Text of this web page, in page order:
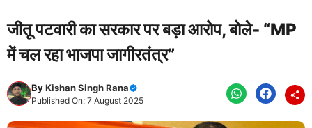
जीतू पटवारी का सरकार पर बड़ा आरोप, बोले- “MP
में चल रहा भाजपा जागीरतंत्र”
ByKishan Singh Rana
Published On: 7 August 2025